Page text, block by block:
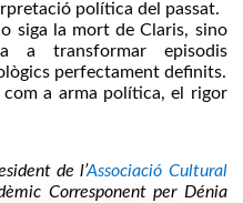
política del passat.
siga la mort de Claris, sino
a transformar episodis
perfectament definits.
com a arma política, el rigor
de l’Associació Cultural
Corresponent per Dénia